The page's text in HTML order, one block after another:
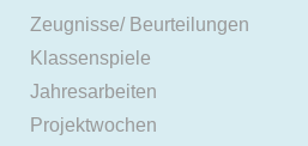
Zeugnisse/ Beurteilungen
Klassenspiele
Jahresarbeiten
Projektwochen